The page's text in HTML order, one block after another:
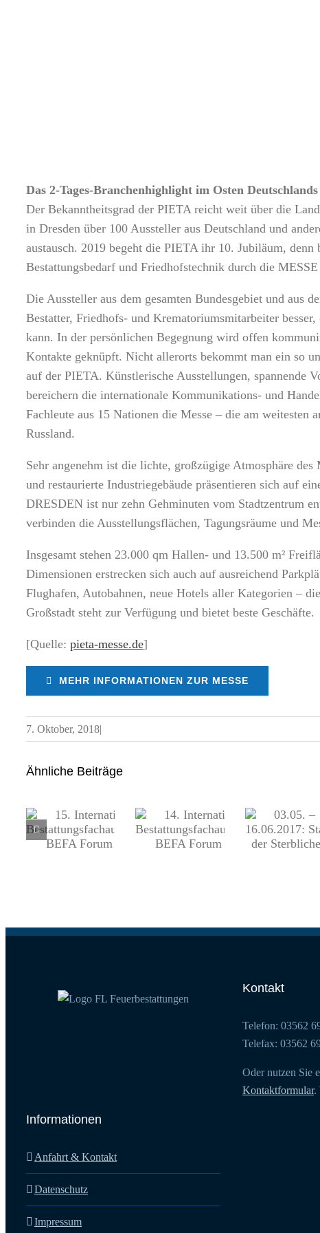
Das 2-Tages-Branchenhighlight im Osten Deutschlands
Der Bekanntheitsgrad der PIETA reicht weit über die
in Dresden über 100 Aussteller aus Deutschland und
austausch. 2019 begeht die PIETA ihr 10. Jubiläum,
Bestattungsbedarf und Friedhofstechnik durch die
Die Aussteller aus dem gesamten Bundesgebiet und aus
Bestatter, Friedhofs- und Krematoriumsmitarbeiter
kann. In der persönlichen Begegnung wird offen
Kontakte geknüpft. Nicht allerorts bekommt man ein so
auf der PIETA. Künstlerische Ausstellungen, spannende
bereichern die internationale Kommunikations- und
Fachleute aus 15 Nationen die Messe – die am weitesten
Russland.
Sehr angenehm ist die lichte, großzügige Atmosphäre
und restaurierte Industriegebäude präsentieren sich auf
DRESDEN ist nur zehn Gehminuten vom Stadtzentrum
verbinden die Ausstellungsflächen, Tagungsräume und
Insgesamt stehen 23.000 qm Hallen- und 13.500 m²
Dimensionen erstrecken sich auch auf ausreichend
Flughafen, Autobahnen, neue Hotels aller Kategorien –
Großstadt steht zur Verfügung und bietet beste Geschäfte.
[Quelle: pieta-messe.de]
MEHR INFORMATIONEN ZUR MESSE
7. Oktober, 2018|
Ähnliche Beiträge
Kontakt
Telefon: 03562
Telefax: 03562
Oder nutzen Sie
Kontaktformular.
Informationen
Anfahrt & Kontakt
Datenschutz
Impressum